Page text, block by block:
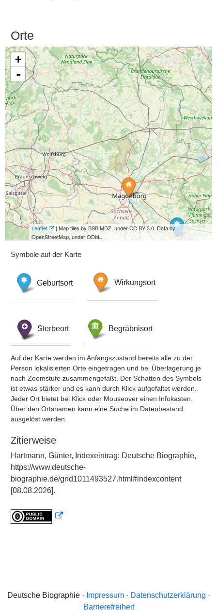
Orte
+
-
Leaflet
| Map tiles by BSB MDZ, under CC BY 3.0. Data by
OpenStreetMap, under ODbL.
Symbole auf der Karte
Geburtsort Wirkungsort
Sterbeort Begräbnisort
Auf der Karte werden im Anfangszustand bereits alle zu der
Person lokalisierten Orte eingetragen und bei Überlagerung je
nach Zoomstufe zusammengefaßt. Der Schatten des Symbols
ist etwas stärker und es kann durch Klick aufgefaltet werden.
Jeder Ort bietet bei Klick oder Mouseover einen Infokasten.
Über den Ortsnamen kann eine Suche im Datenbestand
ausgelöst werden.
Zitierweise
Hartmann, Günter, Indexeintrag: Deutsche Biographie,
https://www.deutsche-
biographie.de/gnd1011493527.html#indexcontent
[08.08.2026].
Deutsche Biographie · Impressum· Datenschutzerklärung ·
Barrierefreiheit